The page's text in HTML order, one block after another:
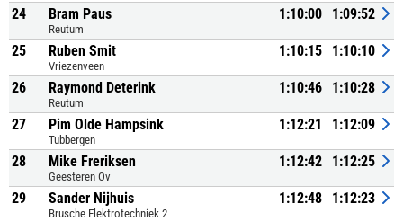
24 Bram Paus
Reutum
1:10:00 1:09:52
25 Ruben Smit
Vriezenveen
1:10:15 1:10:10
26 Raymond Deterink
Reutum
1:10:46 1:10:28
27 Pim Olde Hampsink
Tubbergen
1:12:21 1:12:09
28 Mike Freriksen
Geesteren Ov
1:12:42 1:12:25
29 Sander Nijhuis
Brusche Elektrotechniek 2
1:12:48 1:12:23